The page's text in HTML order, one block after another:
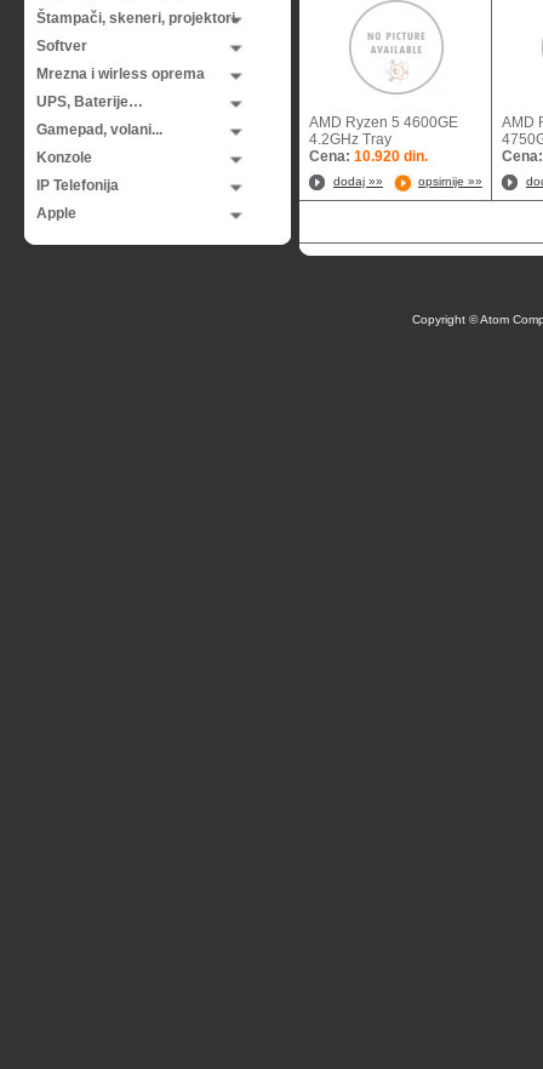
Štampači, skeneri, projektori
Softver
Mrezna i wirless oprema
UPS, Baterije…
Gamepad, volani...
Konzole
IP Telefonija
Apple
AMD Ryzen 5 4600GE
4.2GHz Tray
Cena: 10.920 din.
dodaj »» opsirnije »»
AMD
Copyright © Atom